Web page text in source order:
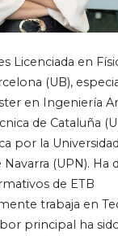
Licenciada en
(UB),
en Ingeniería
de Cataluña
por la
(UPN). Ha
de ETB
trabaja en
principal ha